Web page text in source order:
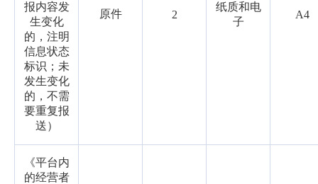
报内容发
生变化
的，注明
信息状态
标识；未
发生变化
的，不需
要重复报
送）
原件 2
纸质和电
子
A4
《平台内
的经营者